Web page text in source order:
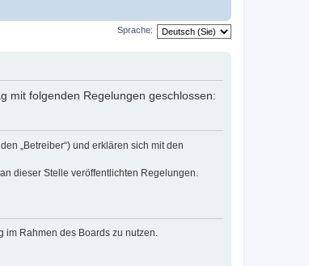
Sprache:
mit folgenden Regelungen geschlossen:
„Betreiber“) und erklären sich mit den
dieser Stelle veröffentlichten Regelungen.
im Rahmen des Boards zu nutzen.